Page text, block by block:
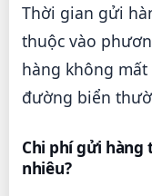
Thời gian gửi
thuộc vào
hàng không
đường biển
Chi phí gửi hàng
nhiêu?